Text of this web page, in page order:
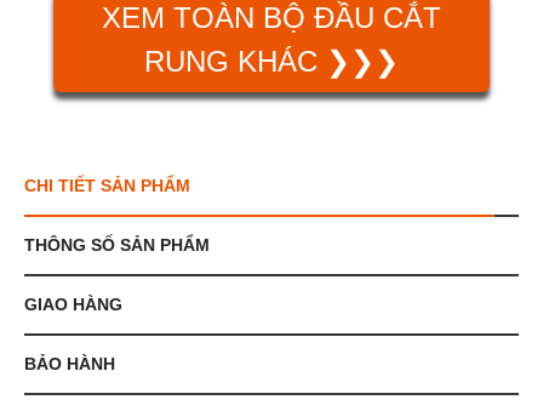
XEM TOÀN BỘ ĐẦU CẮT
RUNG KHÁC ❯❯❯
CHI TIẾT SẢN PHẨM
THÔNG SỐ SẢN PHẨM
GIAO HÀNG
BẢO HÀNH